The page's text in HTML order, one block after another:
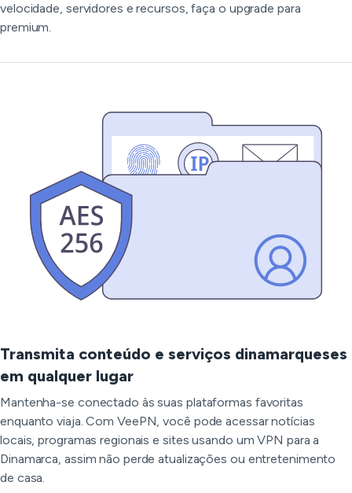
velocidade, servidores e recursos, faça o upgrade para
premium.
Transmita conteúdo e serviços dinamarqueses
em qualquer lugar
Mantenha-se conectado às suas plataformas favoritas
enquanto viaja. Com VeePN, você pode acessar notícias
locais, programas regionais e sites usando um VPN para a
Dinamarca, assim não perde atualizações ou entretenimento
de casa.